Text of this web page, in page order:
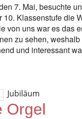
7. Mai, besuchte
10. Klassenstufe die
von uns war es das
zu sehen,
und interessant
Jubiläum
Orgel